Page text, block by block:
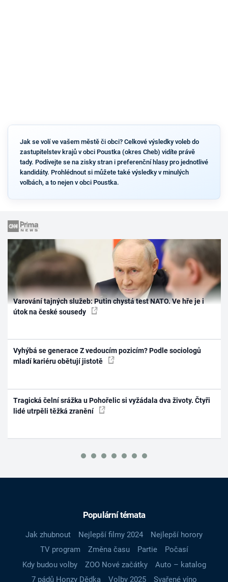
Jak se volí ve vašem městě či obci? Celkové výsledky voleb do
zastupitelstev krajů v obci Poustka (okres Cheb) vidíte právě
tady. Podívejte se na zisky stran i preferenční hlasy pro jednotlivé
kandidáty. Prohlédnout si můžete také výsledky v minulých
volbách, a to nejen v obci Poustka.
Varování tajných služeb: Putin chystá test NATO. Ve hře je i
útok na české sousedy
Vyhýbá se generace Z vedoucím pozicím? Podle sociologů
mladí kariéru obětují jistotě
Tragická čelní srážka u Pohořelic si vyžádala dva životy. Čtyři
lidé utrpěli těžká zranění
Populární témata
Jak zhubnout Nejlepší filmy 2024
Nejlepší horory
TV program
Změna času Partie
Počasí
Kdy budou volby
ZOO Nové začátky
Auto – katalog
7 pádů Honzy Dědka
Volby 2025
Svařené víno